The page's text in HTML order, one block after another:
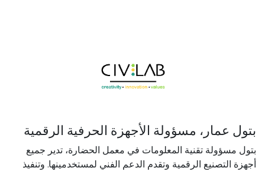
بتول عمار، مسؤولة الأجهزة الحرفية الرقمية
بتول مسؤولة تقنية المعلومات في معمل الحضارة، تدير جميع
أجهزة التصنيع الرقمية وتقدم الدعم الفني لمستخدمينها. وتنفيذ